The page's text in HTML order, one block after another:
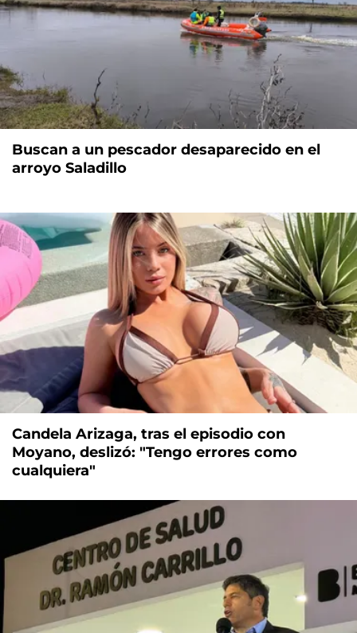
Buscan a un pescador desaparecido en el
arroyo Saladillo
Candela Arizaga, tras el episodio con
Moyano, deslizó: "Tengo errores como
cualquiera"